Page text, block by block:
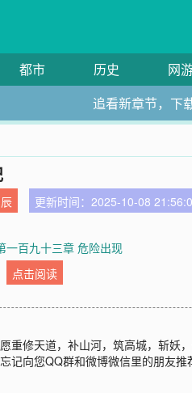
都市 历史 网
追看新章节，下
更新时间：2025-10-08
一百九十三章 危险出现
点击阅读
重修天道，补山河，筑高城，斩妖
记向您QQ群和微博微信里的朋友推